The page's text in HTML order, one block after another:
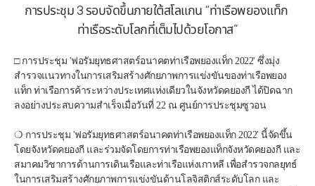
การประชุม 3 รอบจัดขึ้นภายใต้สโลแกน “ท่าเรือพยองแท็ก
ท่าเรือระดับโลกที่เต็มไปด้วยโอกาส”
□ การประชุม 'ฟอรัมยุทธศาสตร์อนาคตท่าเรือพยองแท็ก 2022' ซึ่งมุ่ง
สำรวจแนวทางในการเสริมสร้างศักยภาพการแข่งขันของท่าเรือพยอง
แท็ก ท่าเรือการค้าระหว่างประเทศแห่งเดียวในจังหวัดคยองกี ได้ปิดฉาก
ลงอย่างประสบความสำเร็จเมื่อวันที่ 22 ณ ศูนย์การประชุมซูวอน
❍ การประชุม 'ฟอรัมยุทธศาสตร์อนาคตท่าเรือพยองแท็ก 2022' นี้จัดขึ้น
โดยจังหวัดคยองกี และร่วมจัดโดยการท่าเรือพยองแท็กจังหวัดคยองกี และ
สมาคมวิชาการด้านการเดินเรือและท่าเรือแห่งเกาหลี เพื่อสำรวจกลยุทธ์
ในการเสริมสร้างศักยภาพการแข่งขันด้านโลจิสติกส์ระดับโลก และ